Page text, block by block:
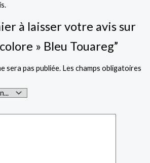
à laisser votre avis sur
» Bleu Touareg”
sera pas publiée. Les champs obligatoires